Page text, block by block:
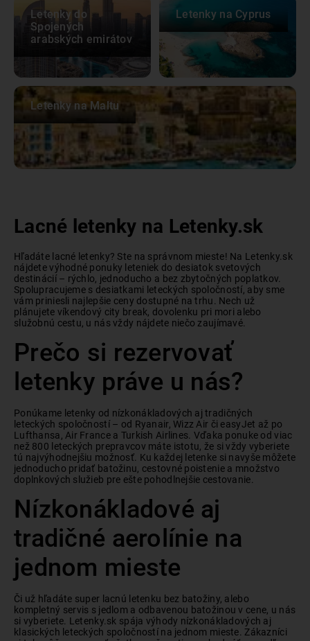
Letenky do
Spojených
arabských emirátov
Letenky na Cyprus
Letenky na Maltu
Lacné letenky na Letenky.sk
Hľadáte lacné letenky? Ste na správnom mieste! Na Letenky.sk
nájdete výhodné ponuky leteniek do desiatok svetových
destinácií – rýchlo, jednoducho a bez zbytočných poplatkov.
Spolupracujeme s desiatkami leteckých spoločností, aby sme
vám priniesli najlepšie ceny dostupné na trhu. Nech už
plánujete víkendový city break, dovolenku pri mori alebo
služobnú cestu, u nás vždy nájdete niečo zaujímavé.
Prečo si rezervovať
letenky práve u nás?
Ponúkame letenky od nízkonákladových aj tradičných
leteckých spoločností – od Ryanair, Wizz Air či easyJet až po
Lufthansa, Air France a Turkish Airlines. Vďaka ponuke od viac
než 800 leteckých prepravcov máte istotu, že si vždy vyberiete
tú najvýhodnejšiu možnosť. Ku každej letenke si navyše môžete
jednoducho pridať batožinu, cestovné poistenie a množstvo
doplnkových služieb pre ešte pohodlnejšie cestovanie.
Nízkonákladové aj
tradičné aerolínie na
jednom mieste
Či už hľadáte super lacnú letenku bez batožiny, alebo
kompletný servis s jedlom a odbavenou batožinou v cene, u nás
si vyberiete. Letenky.sk spája výhody nízkonákladových aj
klasických leteckých spoločností na jednom mieste. Zákazníci